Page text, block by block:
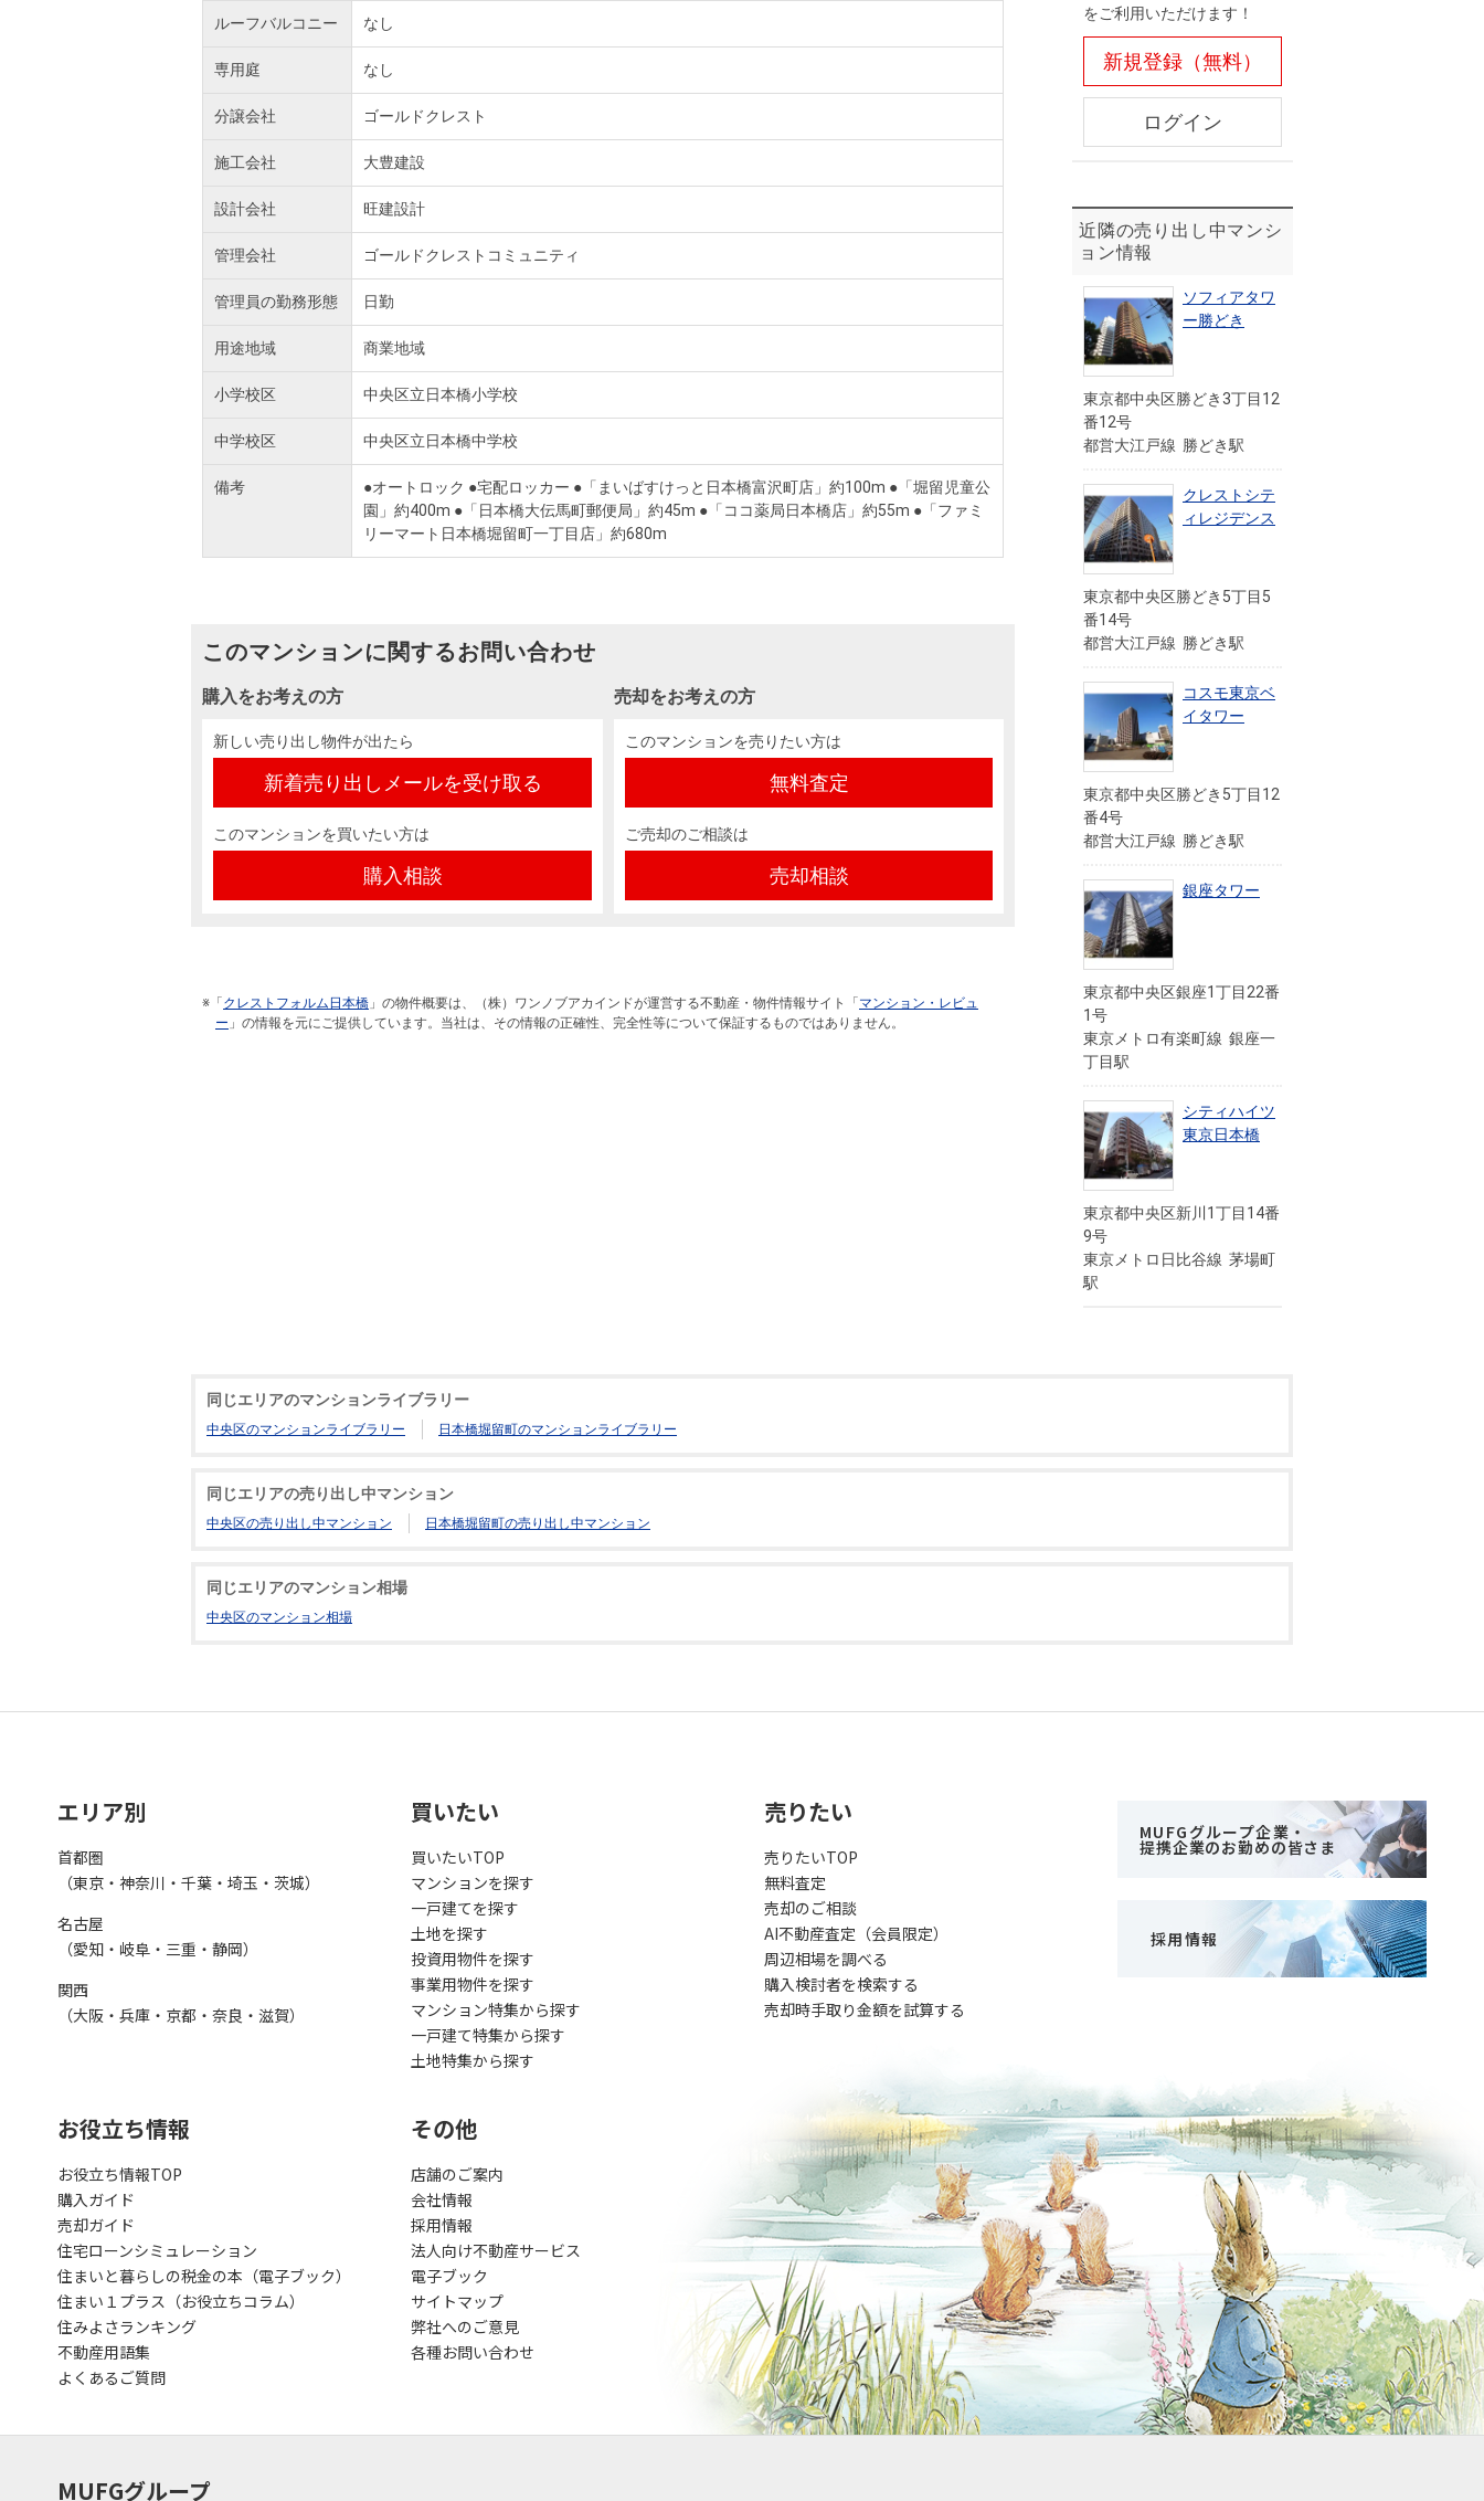
ルーフバルコニー なし
専用庭 なし
分譲会社 ゴールドクレスト
施工会社 大豊建設
設計会社 旺建設計
管理会社 ゴールドクレストコミュニティ
管理員の勤務形態 日勤
用途地域 商業地域
小学校区 中央区立日本橋小学校
中学校区 中央区立日本橋中学校
備考
●オートロック ●宅配ロッカー ●「まいばすけっと日本橋富沢町店」約100m ●「堀留児童公
園」約400m ●「日本橋大伝馬町郵便局」約45m ●「ココ薬局日本橋店」約55m ●「ファミ
リーマート日本橋堀留町一丁目店」約680m
このマンションに関するお問い合わせ
購入をお考えの方
新しい売り出し物件が出たら
新着売り出しメールを受け取る
このマンションを買いたい方は
購入相談
売却をお考えの方
このマンションを売りたい方は
無料査定
ご売却のご相談は
売却相談
※「 クレストフォルム日本橋 」の物件概要は、（株）ワンノブアカインドが運営する不動産・物件情報サイト「 マンション・レビュ
ー 」の情報を元にご提供しています。当社は、その情報の正確性、完全性等について保証するものではありません。
をご利用いただけます！
新規登録（無料）
ログイン
近隣の売り出し中マンシ
ョン情報
ソフィアタワ
ー勝どき
東京都中央区勝どき3丁目12
番12号
都営大江戸線 勝どき駅
クレストシテ
ィレジデンス
東京都中央区勝どき5丁目5
番14号
都営大江戸線 勝どき駅
コスモ東京ベ
イタワー
東京都中央区勝どき5丁目12
番4号
都営大江戸線 勝どき駅
銀座タワー
東京都中央区銀座1丁目22番
1号
東京メトロ有楽町線 銀座一
丁目駅
シティハイツ
東京日本橋
東京都中央区新川1丁目14番
9号
東京メトロ日比谷線 茅場町
駅
同じエリアのマンションライブラリー
中央区のマンションライブラリー 日本橋堀留町のマンションライブラリー
同じエリアの売り出し中マンション
中央区の売り出し中マンション 日本橋堀留町の売り出し中マンション
同じエリアのマンション相場
中央区のマンション相場
エリア別
首都圏
（東京・神奈川・千葉・埼玉・茨城）
名古屋
（愛知・岐阜・三重・静岡）
関西
（大阪・兵庫・京都・奈良・滋賀）
買いたい
買いたいTOP
マンションを探す
一戸建てを探す
土地を探す
投資用物件を探す
事業用物件を探す
マンション特集から探す
一戸建て特集から探す
土地特集から探す
売りたい
売りたいTOP
無料査定
売却のご相談
AI不動産査定（会員限定）
周辺相場を調べる
購入検討者を検索する
売却時手取り金額を試算する
MUFGグループ企業・
提携企業のお勤めの皆さま
採用情報
お役立ち情報
お役立ち情報TOP
購入ガイド
売却ガイド
住宅ローンシミュレーション
住まいと暮らしの税金の本（電子ブック）
住まい１プラス（お役立ちコラム）
住みよさランキング
不動産用語集
よくあるご質問
その他
店舗のご案内
会社情報
採用情報
法人向け不動産サービス
電子ブック
サイトマップ
弊社へのご意見
各種お問い合わせ
MUFGグループ